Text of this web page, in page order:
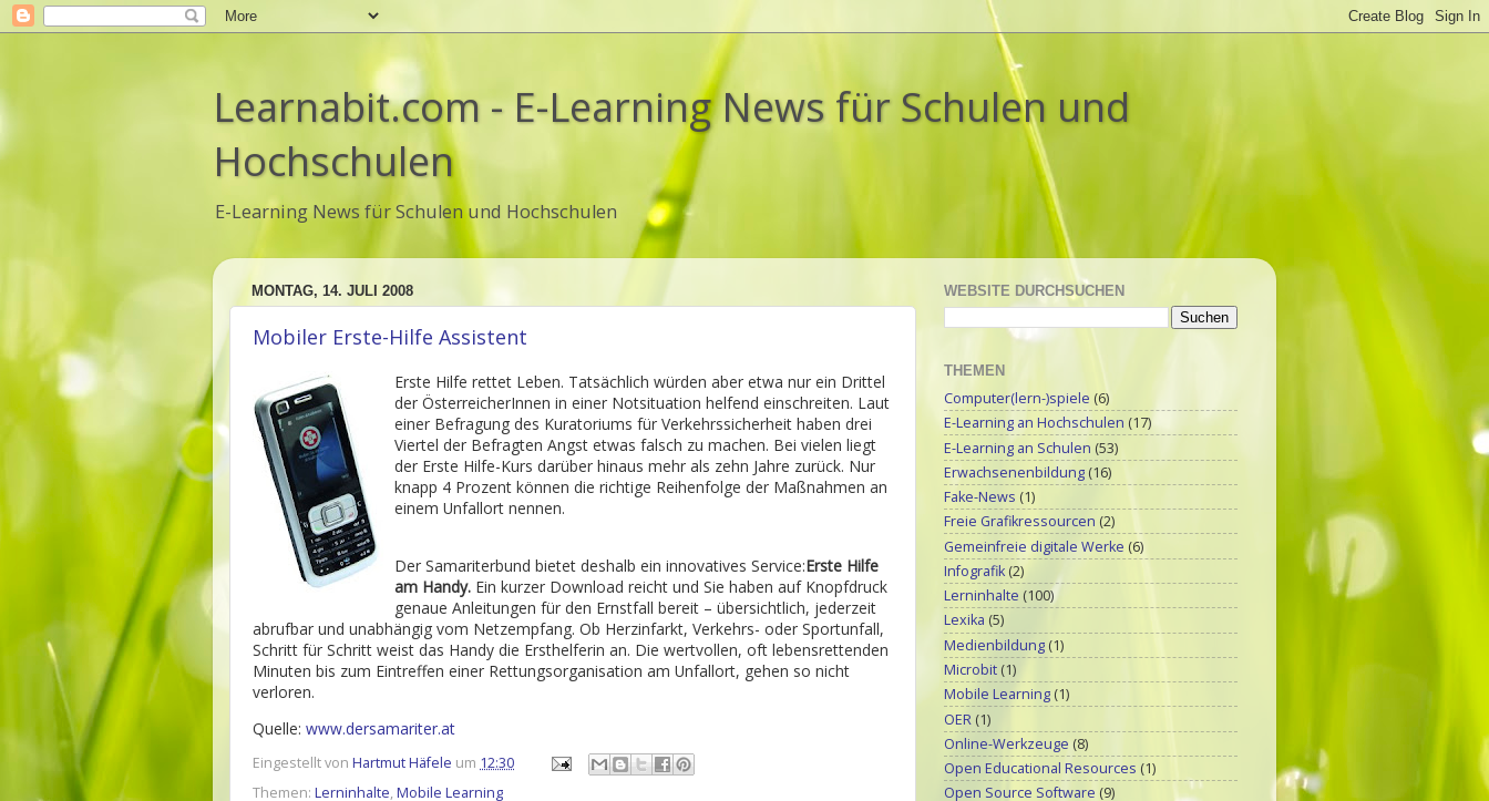
Learnabit.com - E-Learning News für Schulen und
Hochschulen
E-Learning News für Schulen und Hochschulen
MONTAG, 14. JULI 2008
Mobiler Erste-Hilfe Assistent
Erste Hilfe rettet Leben. Tatsächlich würden aber etwa nur ein Drittel
der ÖsterreicherInnen in einer Notsituation helfend einschreiten. Laut
einer Befragung des Kuratoriums für Verkehrssicherheit haben drei
Viertel der Befragten Angst etwas falsch zu machen. Bei vielen liegt
der Erste Hilfe-Kurs darüber hinaus mehr als zehn Jahre zurück. Nur
knapp 4 Prozent können die richtige Reihenfolge der Maßnahmen an
einem Unfallort nennen.
Der Samariterbund bietet deshalb ein innovatives Service:Erste Hilfe
am Handy. Ein kurzer Download reicht und Sie haben auf Knopfdruck
genaue Anleitungen für den Ernstfall bereit – übersichtlich, jederzeit
abrufbar und unabhängig vom Netzempfang. Ob Herzinfarkt, Verkehrs- oder Sportunfall,
Schritt für Schritt weist das Handy die Ersthelferin an. Die wertvollen, oft lebensrettenden
Minuten bis zum Eintreffen einer Rettungsorganisation am Unfallort, gehen so nicht
verloren.
Quelle: www.dersamariter.at
Eingestellt von Hartmut Häfele um 12:30
Themen: Lerninhalte, Mobile Learning
WEBSITE DURCHSUCHEN
THEMEN
Computer(lern-)spiele (6)
E-Learning an Hochschulen (17)
E-Learning an Schulen (53)
Erwachsenenbildung (16)
Fake-News (1)
Freie Grafikressourcen (2)
Gemeinfreie digitale Werke (6)
Infografik (2)
Lerninhalte (100)
Lexika (5)
Medienbildung (1)
Microbit (1)
Mobile Learning (1)
OER (1)
Online-Werkzeuge (8)
Open Educational Resources (1)
Open Source Software (9)